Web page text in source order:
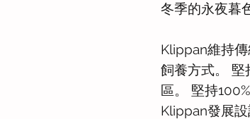
冬季的永夜暮
Klippan維持
飼養方式。 堅
區。 堅持
Klippan發展設